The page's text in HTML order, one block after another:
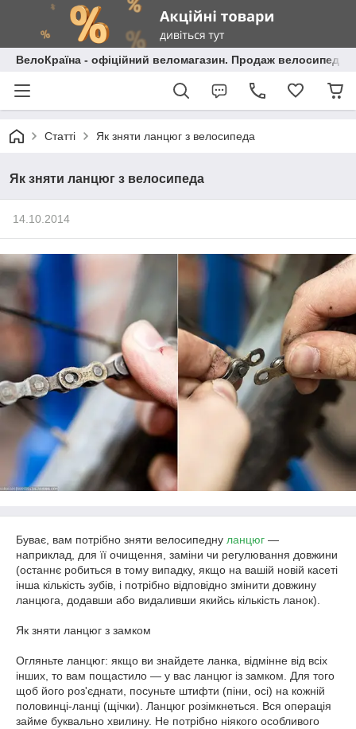
ВелоКраїна - офіційний веломагазин. Продаж велосипедів
Статті Як зняти ланцюг з велосипеда
Як зняти ланцюг з велосипеда
14.10.2014
Буває, вам потрібно зняти велосипедну ланцюг —
наприклад, для її очищення, заміни чи регулювання довжини
(останнє робиться в тому випадку, якщо на вашій новій касеті
інша кількість зубів, і потрібно відповідно змінити довжину
ланцюга, додавши або видаливши якийсь кількість ланок).
Як зняти ланцюг з замком
Огляньте ланцюг: якщо ви знайдете ланка, відмінне від всіх
інших, то вам пощастило — у вас ланцюг із замком. Для того
щоб його роз'єднати, посуньте штифти (піни, осі) на кожній
половинці-ланці (щічки). Ланцюг розімкнеться. Вся операція
займе буквально хвилину. Не потрібно ніякого особливого